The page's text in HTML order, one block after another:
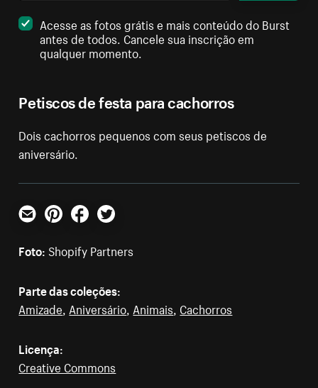
Petiscos de festa para cachorros
Dois cachorros pequenos com seus petiscos de
aniversário.
Acesse as fotos grátis e mais conteúdo do Burst
antes de todos. Cancele sua inscrição em
qualquer momento.
E-mailPinterestFacebookTwitter
Foto: Shopify Partners
Parte das coleções:
Amizade, Aniversário, Animais, Cachorros
Licença:
Creative Commons